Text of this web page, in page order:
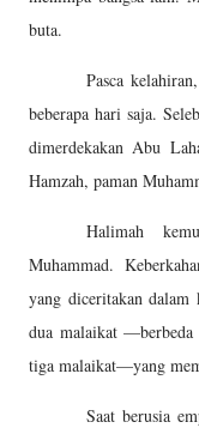
buta.
Pasca
beberapa hari saja.
dimerdekakan Abu
Hamzah, paman
Halimah
Muhammad.
yang diceritakan dalam
dua malaikat —berbeda
tiga malaikat—yang
Saat berusia